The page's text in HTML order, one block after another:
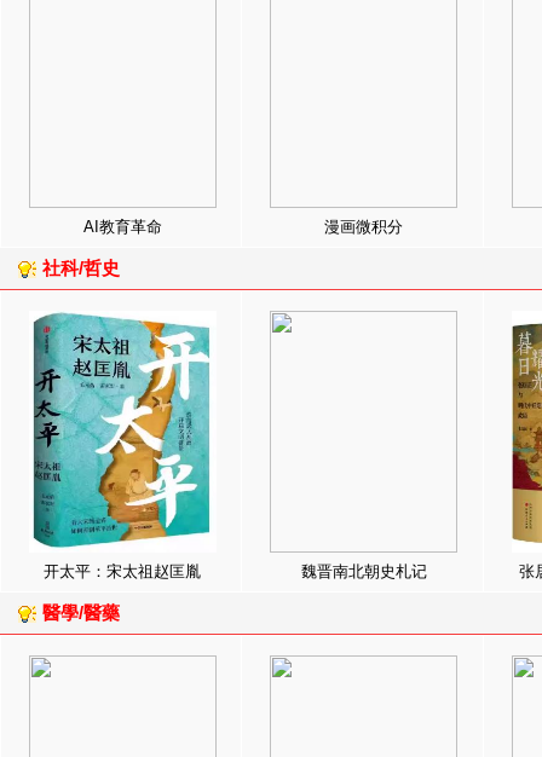
AI教育革命 漫画微积分
社科/哲史
开太平：宋太祖赵匡胤 魏晋南北朝史札记 张
醫學/醫藥